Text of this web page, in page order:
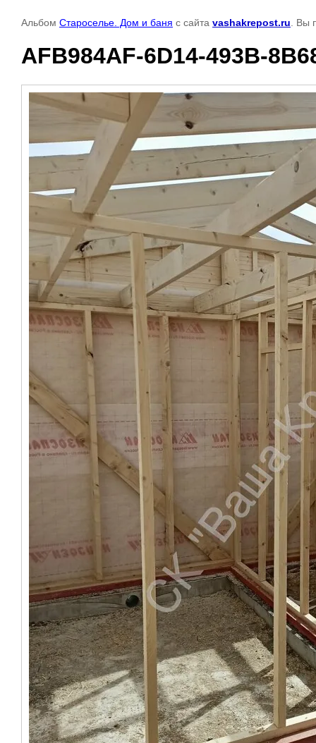
Альбом Староселье. Дом и баня с сайта vashakrepost.ru . Вы
AFB984AF-6D14-493B-